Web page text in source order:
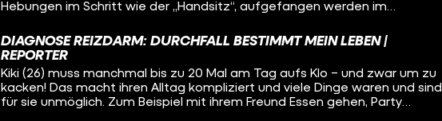
Hebungen im Schritt wie der „Handsitz“, aufgefangen werden im
dort mal eine Grenze überschritten wird? Und wie kann ein kontaktreicher
Sport so aussehen, dass sich alle Beteiligten wohlfühlen? Chantal vom
Cheerleading-Team Dolphins und Tobi von der Tanzgarde Zunft Müüs aus
Köln nehmen uns in ihre Trainings mit.
DIAGNOSE REIZDARM: DURCHFALL BESTIMMT MEIN LEBEN |
REPORTER
Kiki (26) muss manchmal bis zu 20 Mal am Tag aufs Klo – und zwar um zu
kacken! Das macht ihren Alltag kompliziert und viele Dinge waren und sind
für sie unmöglich. Zum Beispiel mit ihrem Freund Essen gehen, Party